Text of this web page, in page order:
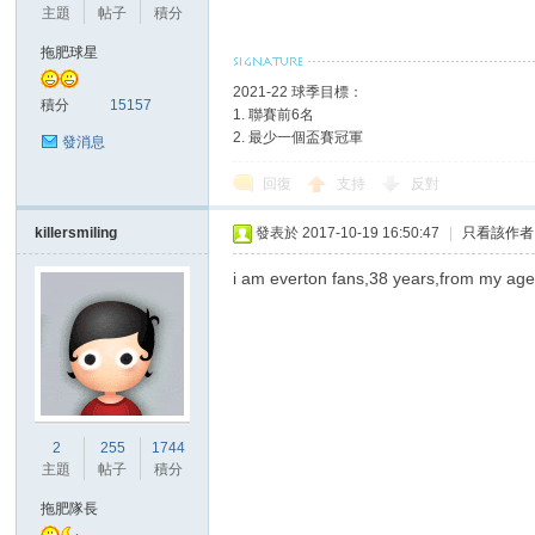
主題
帖子
積分
拖肥球星
積分 15157
發消息
2021-22 球季目標：
1. 聯賽前6名
2. 最少一個盃賽冠軍
回復 支持 反對
killersmiling
2
主題
255
帖子
1744
積分
拖肥隊長
發表於 2017-10-19 16:50:47 只看該作者
i am everton fans,38 years,from my